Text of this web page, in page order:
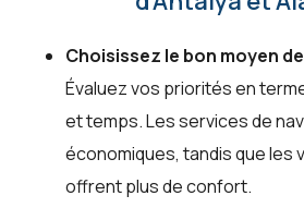
Choisissez le bon moyen
Évaluez vos priorités en
et temps. Les services de
économiques, tandis que les
offrent plus de confort.